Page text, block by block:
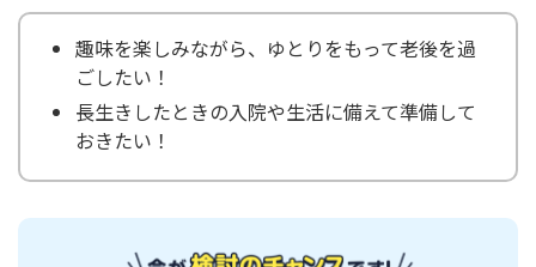
ご契約者さま
ご契約者さま
マイページログイン
入院保険金・手術保険金のご請求
保険をご検討中のお客さま
保険をご検討中のお客さま
法人のお客さま
【まずはご相談ください】企業経営でお悩みの方はこ
お役立ち情報
趣味を楽しみながら、ゆとりをもって老後を過
ごしたい！
長生きしたときの入院や生活に備えて準備して
おきたい！